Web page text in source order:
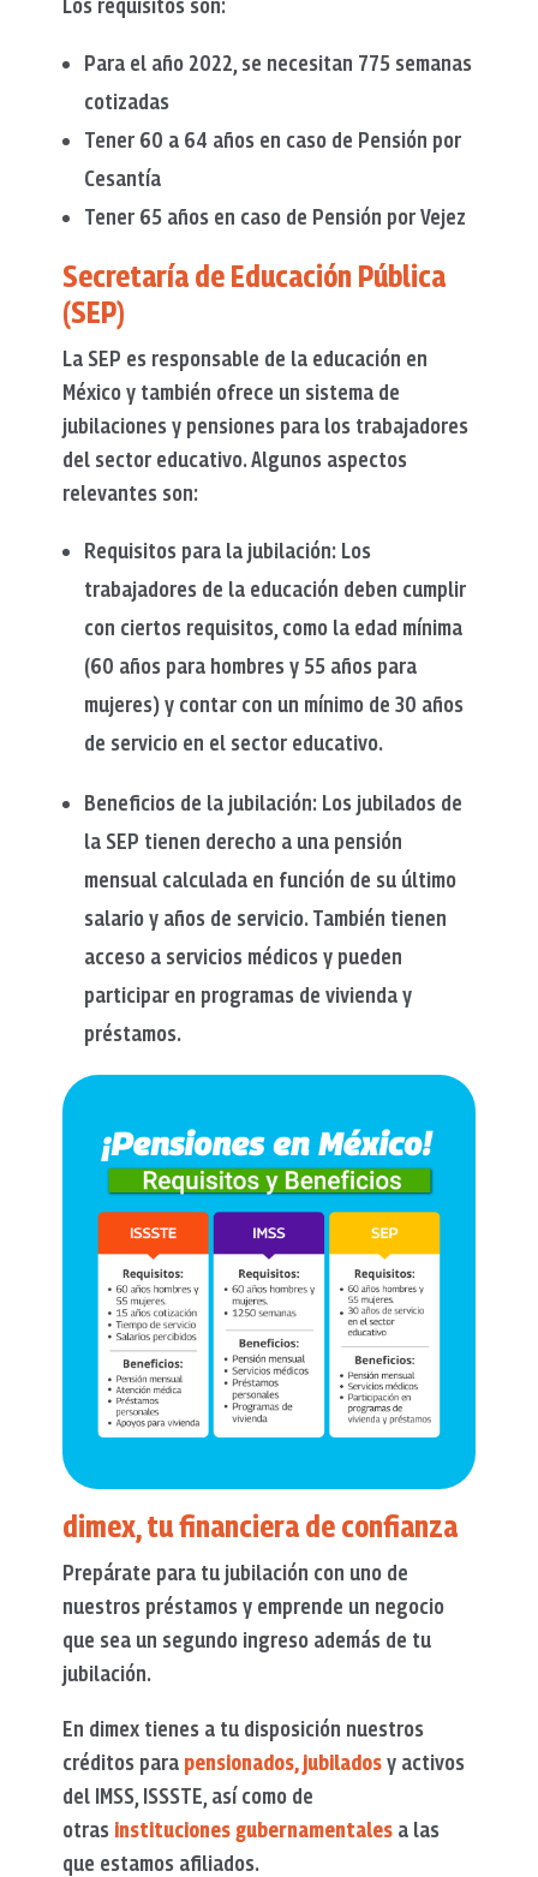
Los requisitos son:
Para el año 2022, se necesitan 775 semanas
cotizadas
Tener 60 a 64 años en caso de Pensión por
Cesantía
Tener 65 años en caso de Pensión por Vejez
Secretaría de Educación Pública
(SEP)
La SEP es responsable de la educación en
México y también ofrece un sistema de
jubilaciones y pensiones para los trabajadores
del sector educativo. Algunos aspectos
relevantes son:
Requisitos para la jubilación: Los
trabajadores de la educación deben cumplir
con ciertos requisitos, como la edad mínima
(60 años para hombres y 55 años para
mujeres) y contar con un mínimo de 30 años
de servicio en el sector educativo.
Beneficios de la jubilación: Los jubilados de
la SEP tienen derecho a una pensión
mensual calculada en función de su último
salario y años de servicio. También tienen
acceso a servicios médicos y pueden
participar en programas de vivienda y
préstamos.
dimex, tu financiera de confianza
Prepárate para tu jubilación con uno de
nuestros préstamos y emprende un negocio
que sea un segundo ingreso además de tu
jubilación.
En dimex tienes a tu disposición nuestros
créditos para pensionados, jubilados y activos
del IMSS, ISSSTE, así como de
otras instituciones gubernamentales a las
que estamos afiliados.